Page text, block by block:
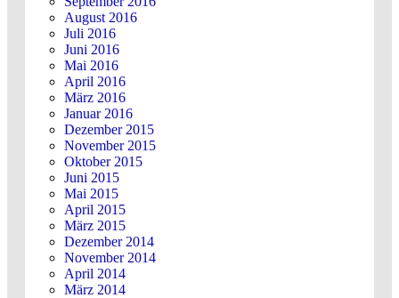
August 2016
Juli 2016
Juni 2016
Mai 2016
April 2016
März 2016
Januar 2016
Dezember 2015
November 2015
Oktober 2015
Juni 2015
Mai 2015
April 2015
März 2015
Dezember 2014
November 2014
April 2014
März 2014